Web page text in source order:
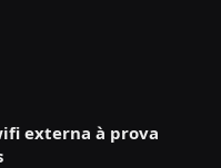
externa à prova